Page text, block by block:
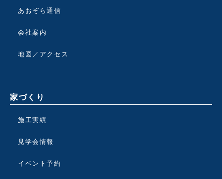
あおぞら通信
会社案内
地図／アクセス
家づくり
施工実績
見学会情報
イベント予約